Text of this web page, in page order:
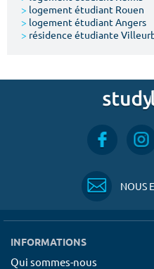
> logement étudiant Rouen
> logement étudiant Angers
> résidence étudiante
NOUS
INFORMATIONS
Qui sommes-nous